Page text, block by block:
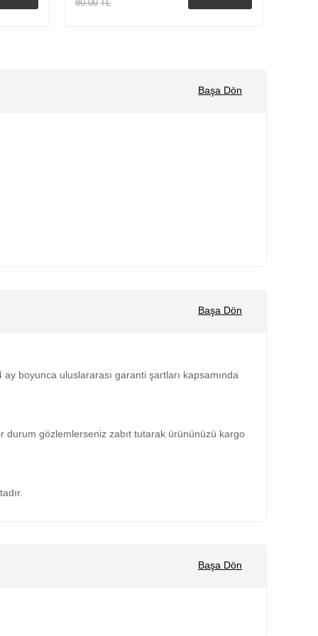
80.00 TL
Başa Dön
Başa Dön
ay boyunca uluslararası garanti şartları kapsamında
durum gözlemlerseniz zabıt tutarak ürününüzü kargo
Başa Dön